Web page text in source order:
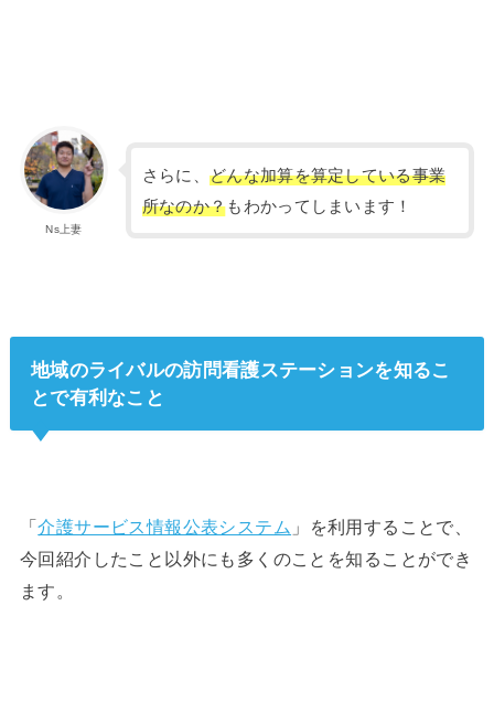
Ns上妻
さらに、どんな加算を算定している事業
所なのか？もわかってしまいます！
地域のライバルの訪問看護ステーションを知るこ
とで有利なこと
「介護サービス情報公表システム 」を利用することで、
今回紹介したこと以外にも多くのことを知ることができ
ます。